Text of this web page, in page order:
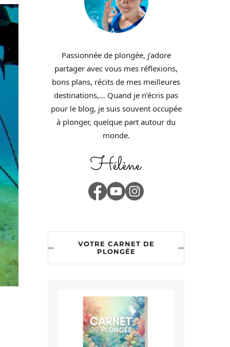
Passionnée de plongée, j’adore
partager avec vous mes réflexions,
bons plans, récits de mes meilleures
destinations,… Quand je n’écris pas
pour le blog, je suis souvent occupée
à plonger, quelque part autour du
monde.
VOTRE CARNET DE
PLONGÉE